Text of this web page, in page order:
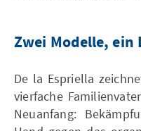
Zwei Modelle, ein
De la Espriella
vierfache
Neuanfang: